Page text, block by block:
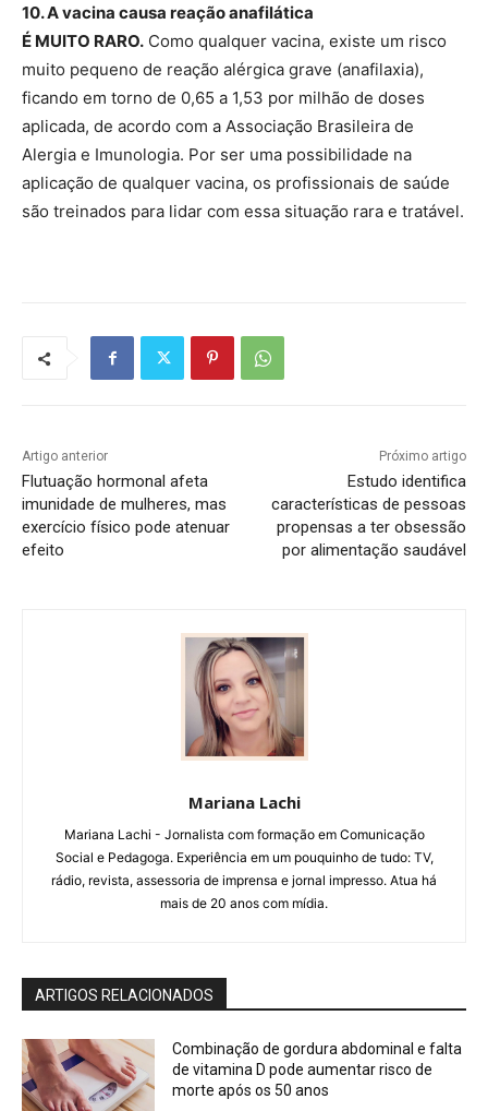
10. A vacina causa reação anafilática
É MUITO RARO. Como qualquer vacina, existe um risco
muito pequeno de reação alérgica grave (anafilaxia),
ficando em torno de 0,65 a 1,53 por milhão de doses
aplicada, de acordo com a Associação Brasileira de
Alergia e Imunologia. Por ser uma possibilidade na
aplicação de qualquer vacina, os profissionais de saúde
são treinados para lidar com essa situação rara e tratável.
Artigo anterior
Flutuação hormonal afeta
imunidade de mulheres, mas
exercício físico pode atenuar
efeito
Próximo artigo
Estudo identifica
características de pessoas
propensas a ter obsessão
por alimentação saudável
Mariana Lachi
Mariana Lachi - Jornalista com formação em Comunicação
Social e Pedagoga. Experiência em um pouquinho de tudo: TV,
rádio, revista, assessoria de imprensa e jornal impresso. Atua há
mais de 20 anos com mídia.
ARTIGOS RELACIONADOS
Combinação de gordura abdominal e falta
de vitamina D pode aumentar risco de
morte após os 50 anos